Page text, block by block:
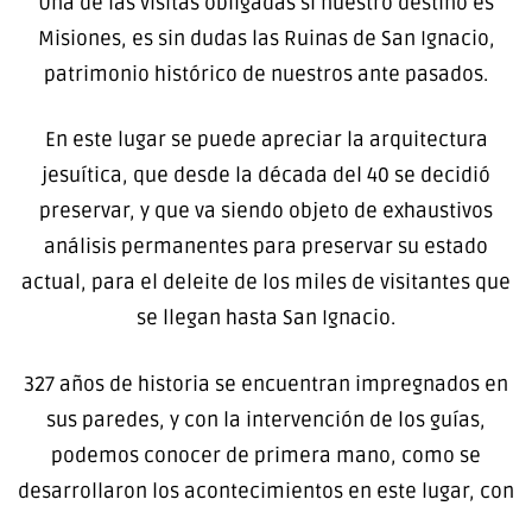
Misiones, es sin dudas las Ruinas de San Ignacio,
patrimonio histórico de nuestros ante pasados.
En este lugar se puede apreciar la arquitectura
jesuítica, que desde la década del 40 se decidió
preservar, y que va siendo objeto de exhaustivos
análisis permanentes para preservar su estado
actual, para el deleite de los miles de visitantes que
se llegan hasta San Ignacio.
327 años de historia se encuentran impregnados en
sus paredes, y con la intervención de los guías,
podemos conocer de primera mano, como se
desarrollaron los acontecimientos en este lugar, con